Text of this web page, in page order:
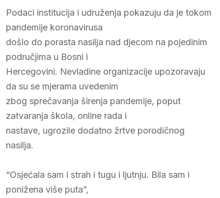
Podaci institucija i udruženja pokazuju da je tokom
pandemije koronavirusa
došlo do porasta nasilja nad djecom na pojedinim
područjima u Bosni i
Hercegovini. Nevladine organizacije upozoravaju
da su se mjerama uvedenim
zbog sprečavanja širenja pandemije, poput
zatvaranja škola, online rada i
nastave, ugrozile dodatno žrtve porodičnog
nasilja.
“Osjećala sam i strah i tugu i ljutnju. Bila sam i
ponižena više puta”,